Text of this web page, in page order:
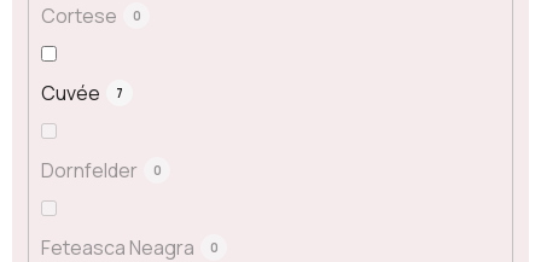
Cortese 0
Cuvée 7
Dornfelder 0
Feteasca Neagra 0